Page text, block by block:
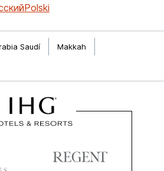
Polski
Saudí
Makkah